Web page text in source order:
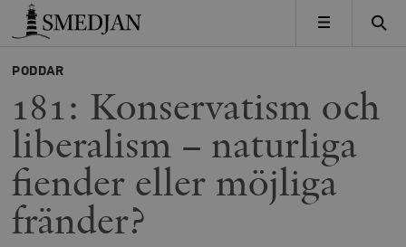
Timbro
MENY
PODDAR
181: Konservatism och
liberalism – naturliga
fiender eller möjliga
fränder?